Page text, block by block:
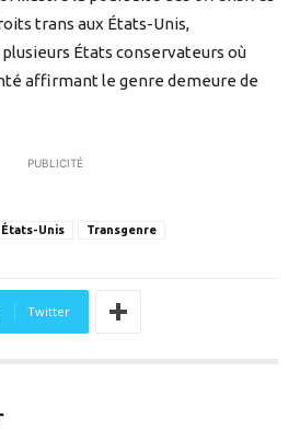
trans aux États-Unis,
États conservateurs où
affirmant le genre demeure de
PUBLICITÉ
États-Unis Transgenre
Twitter